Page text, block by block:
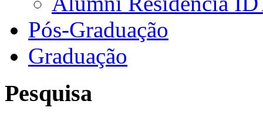
Pós-Graduação
Graduação
Pesquisa